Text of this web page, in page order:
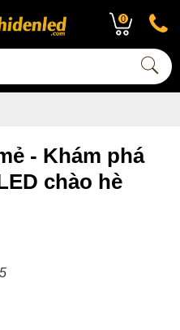
0
- Khám phá
chào hè